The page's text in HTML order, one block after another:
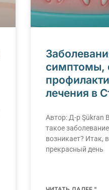
симптомы,
лечения в
Автор: Д-р Şükran
такое
возникает? Итак,
прекрасный день